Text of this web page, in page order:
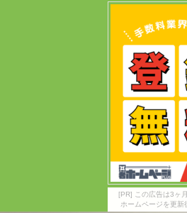
[PR] この広告は3ヶ
ホームページを更